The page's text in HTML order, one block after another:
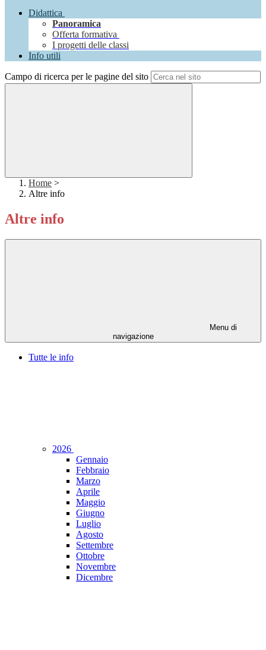
Didattica
Panoramica
Offerta formativa
I progetti delle classi
Info utili
Campo di ricerca per le pagine del sito
Home >
Altre info
Altre info
Menu di
navigazione
Tutte le info
2026
Gennaio
Febbraio
Marzo
Aprile
Maggio
Giugno
Luglio
Agosto
Settembre
Ottobre
Novembre
Dicembre